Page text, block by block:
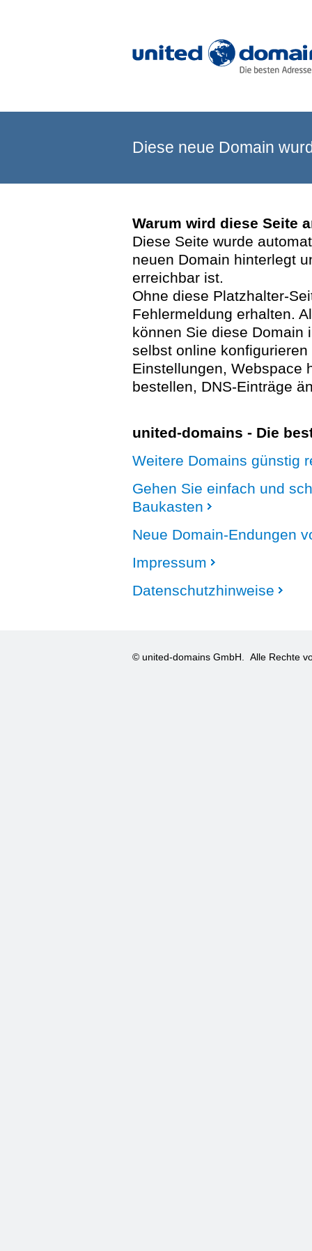
Diese neue Domain
Warum wird diese Seite
Diese Seite wurde
neuen Domain hinterlegt
erreichbar ist.
Ohne diese Platzhalter-
Fehlermeldung erhalten.
können Sie diese Domain
selbst online
Einstellungen, Webspace
bestellen, DNS-Einträge
united-domains - Die
Weitere Domains günstig
Gehen Sie einfach und
Baukasten
Neue Domain-Endungen
Impressum
Datenschutzhinweise
© united-domains GmbH. Alle Rechte